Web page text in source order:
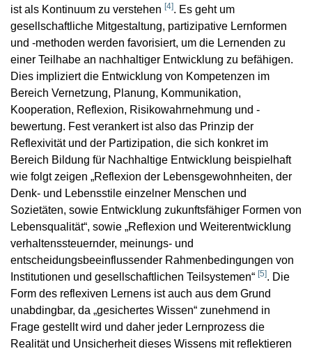
ist als Kontinuum zu verstehen [4]. Es geht um
gesellschaftliche Mitgestaltung, partizipative Lernformen
und -methoden werden favorisiert, um die Lernenden zu
einer Teilhabe an nachhaltiger Entwicklung zu befähigen.
Dies impliziert die Entwicklung von Kompetenzen im
Bereich Vernetzung, Planung, Kommunikation,
Kooperation, Reflexion, Risikowahrnehmung und -
bewertung. Fest verankert ist also das Prinzip der
Reflexivität und der Partizipation, die sich konkret im
Bereich Bildung für Nachhaltige Entwicklung beispielhaft
wie folgt zeigen „Reflexion der Lebensgewohnheiten, der
Denk- und Lebensstile einzelner Menschen und
Sozietäten, sowie Entwicklung zukunftsfähiger Formen von
Lebensqualität“, sowie „Reflexion und Weiterentwicklung
verhaltenssteuernder, meinungs- und
entscheidungsbeeinflussender Rahmenbedingungen von
Institutionen und gesellschaftlichen Teilsystemen“ [5]. Die
Form des reflexiven Lernens ist auch aus dem Grund
unabdingbar, da „gesichertes Wissen“ zunehmend in
Frage gestellt wird und daher jeder Lernprozess die
Realität und Unsicherheit dieses Wissens mit reflektieren